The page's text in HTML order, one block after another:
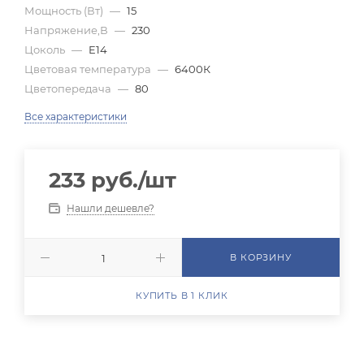
Мощность (Вт) — 15
Напряжение,В — 230
Цоколь — E14
Цветовая температура — 6400К
Цветопередача — 80
Все характеристики
233 руб./шт
Нашли дешевле?
В КОРЗИНУ
КУПИТЬ В 1 КЛИК